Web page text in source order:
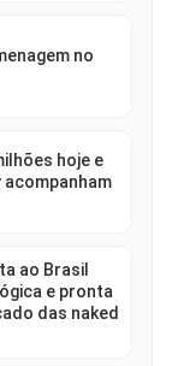
no
hoje e
ao Brasil
e pronta
das naked